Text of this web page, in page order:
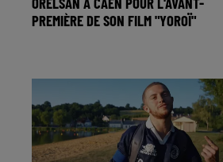
PREMIÈRE DE SON FILM "YOROÏ"